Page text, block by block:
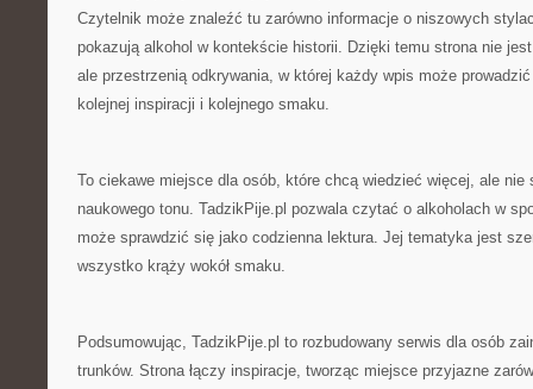
Czytelnik może znaleźć tu zarówno informacje o niszowych
pokazują alkohol w kontekście historii. Dzięki temu strona nie
ale przestrzenią odkrywania, w której każdy wpis może
kolejnej inspiracji i kolejnego smaku.
To ciekawe miejsce dla osób, które chcą wiedzieć więcej, ale nie
naukowego tonu. TadzikPije.pl pozwala czytać o alkoholach w
może sprawdzić się jako codzienna lektura. Jej tematyka jest
wszystko krąży wokół smaku.
Podsumowując, TadzikPije.pl to rozbudowany serwis dla osób
trunków. Strona łączy inspiracje, tworząc miejsce przyjazne